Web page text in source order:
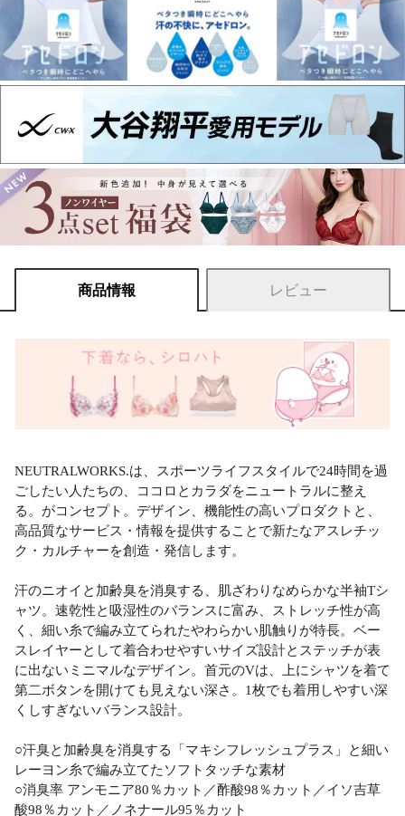
商品情報 レビュー
NEUTRALWORKS.は、スポーツライフスタイルで24時間を過
ごしたい人たちの、ココロとカラダをニュートラルに整え
る。がコンセプト。デザイン、機能性の高いプロダクトと、
高品質なサービス・情報を提供することで新たなアスレチッ
ク・カルチャーを創造・発信します。
汗のニオイと加齢臭を消臭する、肌ざわりなめらかな半袖Tシ
ャツ。速乾性と吸湿性のバランスに富み、ストレッチ性が高
く、細い糸で編み立てられたやわらかい肌触りが特長。ベー
スレイヤーとして着合わせやすいサイズ設計とステッチが表
に出ないミニマルなデザイン。首元のVは、上にシャツを着て
第二ボタンを開けても見えない深さ。1枚でも着用しやすい深
くしすぎないバランス設計。
○汗臭と加齢臭を消臭する「マキシフレッシュプラス」と細い
レーヨン糸で編み立てたソフトタッチな素材
○消臭率 アンモニア80％カット／酢酸98％カット／イソ吉草
酸98％カット／ノネナール95％カット